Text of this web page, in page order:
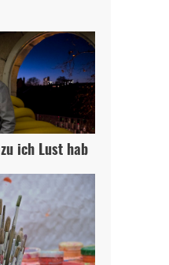
ich Lust hab